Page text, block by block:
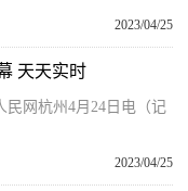
2023/04/25
天天实时
网杭州4月24日电（记
2023/04/25